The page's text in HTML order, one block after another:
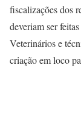
fiscalizações dos
deveriam ser
Veterinários e
criação em loco